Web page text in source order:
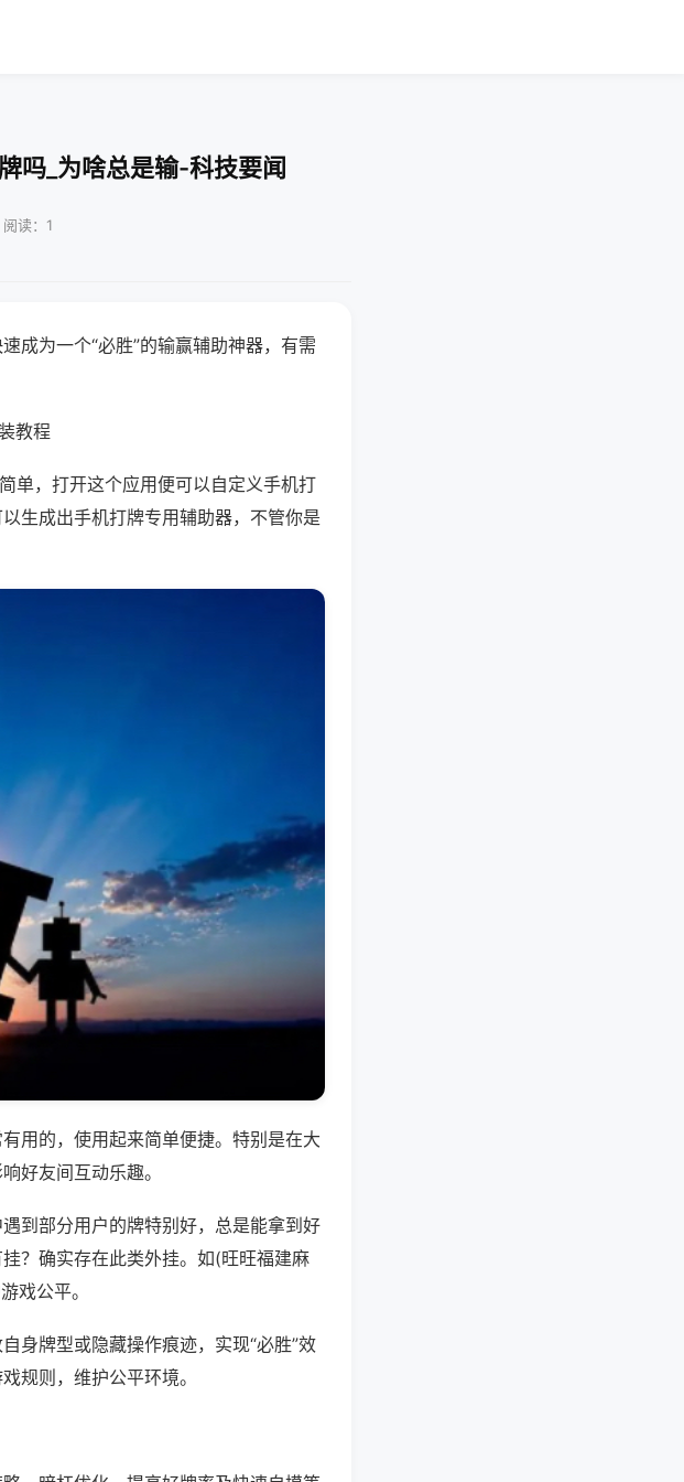
吗_为啥总是输-科技要闻
读：1
成为一个“必胜”的输赢辅助神器，有需
教程
单，打开这个应用便可以自定义手机打
生成出手机打牌专用辅助器，不管你是
用的，使用起来简单便捷。特别是在大
好友间互动乐趣。
到部分用户的牌特别好，总是能拿到好
？确实存在此类外挂。如(旺旺福建麻
戏公平。
身牌型或隐藏操作痕迹，实现“必胜”效
规则，维护公平环境。